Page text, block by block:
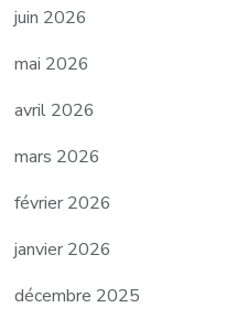
juin 2026
mai 2026
avril 2026
mars 2026
février 2026
janvier 2026
décembre 2025